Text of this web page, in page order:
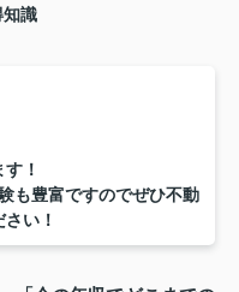
知識
！
も豊富ですのでぜひ不動
い！